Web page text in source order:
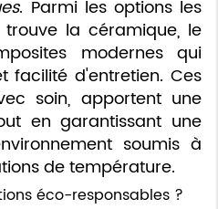
. Parmi les options les
la céramique, le
modernes qui
facilité d'entretien. Ces
soin, apportent une
en garantissant une
soumis à
de température.
éco-responsables ?